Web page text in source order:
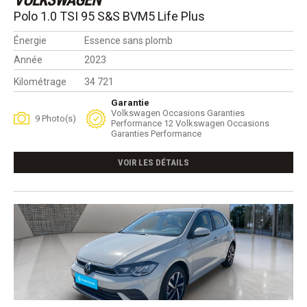
Polo 1.0 TSI 95 S&S BVM5 Life Plus
Énergie
Essence sans plomb
Année
2023
Kilométrage
34 721
9 Photo(s)
Garantie
Volkswagen Occasions Garanties
Performance 12 Volkswagen Occasions
Garanties Performance
VOIR LES DÉTAILS